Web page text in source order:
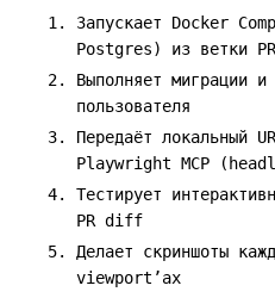
Запускает Docker
Postgres) из ветки PR
Выполняет миграции и
пользователя
Передаёт локальный
Playwright MCP
Тестирует
PR diff
Делает скриншоты
viewport’ах